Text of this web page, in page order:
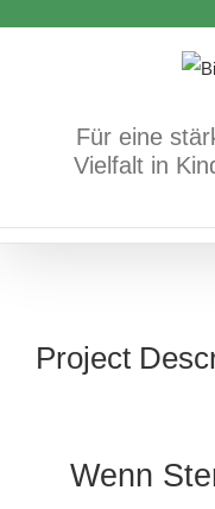
Für eine
Vielfalt in
Project
Wenn